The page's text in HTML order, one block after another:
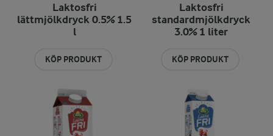
Laktosfri
lättmjölkdryck 0.5% 1.5
l
KÖP PRODUKT
Laktosfri
standardmjölkdryck
3.0% 1 liter
KÖP PRODUKT